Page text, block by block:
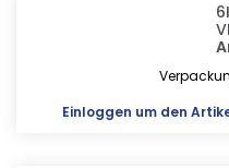
Einloggen um den